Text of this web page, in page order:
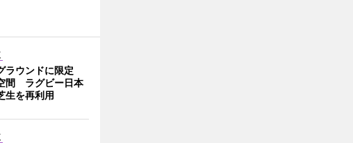
ラウンドに限定
間 ラグビー日本
生を再利用